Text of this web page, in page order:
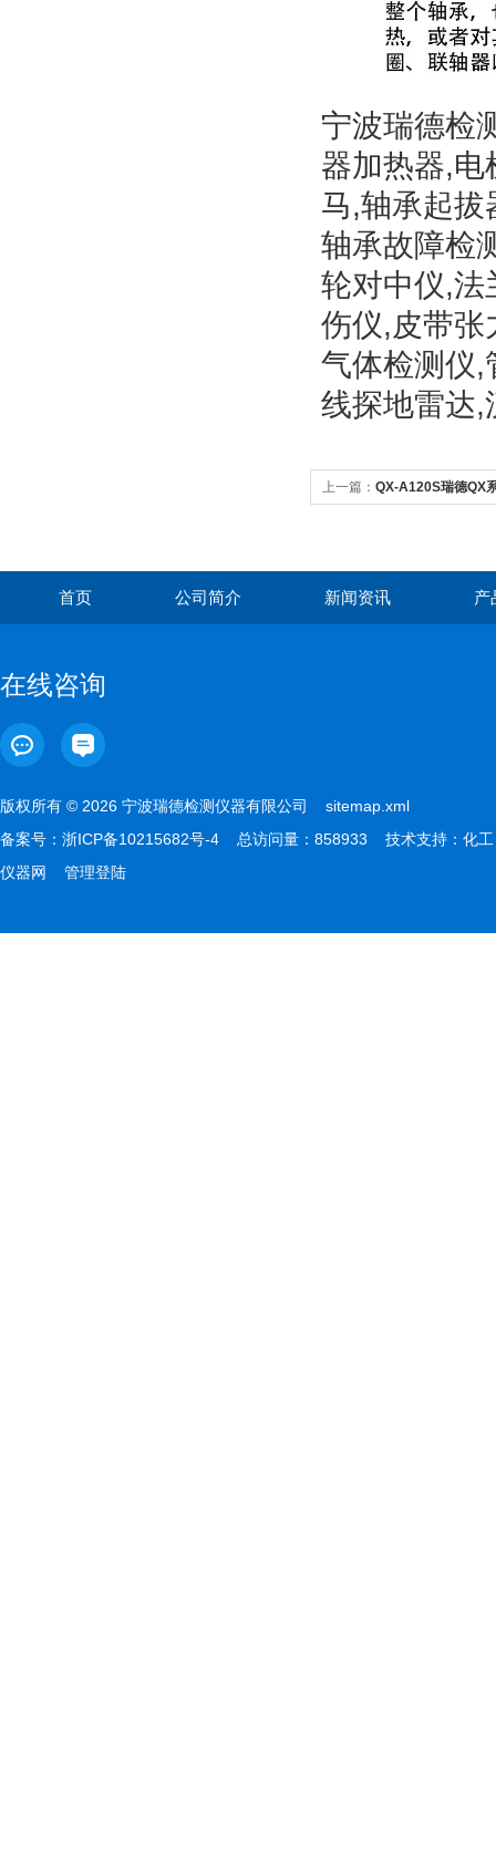
宁波瑞德检
器加热器,电
马,轴承起拔
轴承故障检
轮对中仪,法
伤仪,皮带张
气体检测仪,
线探地雷达,
上一篇： QX-A120S瑞德QX
首页 公司简介 新闻资讯 产
在线咨询
版权所有 © 2026 宁波瑞德检测仪器有限公司 sitemap.xml
备案号： 浙ICP备10215682号-4 总访问量：858933 技术支持： 化工
仪器网
管理登陆